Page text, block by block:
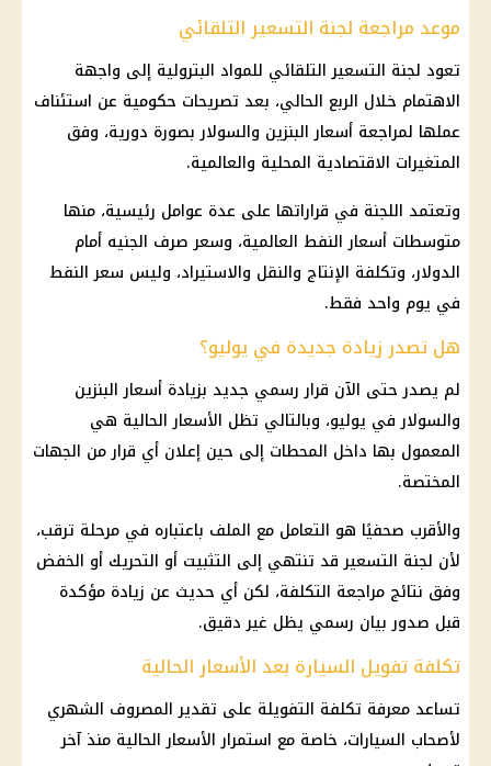
موعد مراجعة لجنة التسعير التلقائي
تعود لجنة التسعير التلقائي للمواد البترولية إلى واجهة
الاهتمام خلال الربع الحالي، بعد تصريحات حكومية عن استئناف
عملها لمراجعة أسعار البنزين والسولار بصورة دورية، وفق
المتغيرات الاقتصادية المحلية والعالمية.
وتعتمد اللجنة في قراراتها على عدة عوامل رئيسية، منها
متوسطات أسعار النفط العالمية، وسعر صرف الجنيه أمام
الدولار، وتكلفة الإنتاج والنقل والاستيراد، وليس سعر النفط
في يوم واحد فقط.
هل تصدر زيادة جديدة في يوليو؟
لم يصدر حتى الآن قرار رسمي جديد بزيادة أسعار البنزين
والسولار في يوليو، وبالتالي تظل الأسعار الحالية هي
المعمول بها داخل المحطات إلى حين إعلان أي قرار من الجهات
المختصة.
والأقرب صحفيًا هو التعامل مع الملف باعتباره في مرحلة ترقب،
لأن لجنة التسعير قد تنتهي إلى التثبيت أو التحريك أو الخفض
وفق نتائج مراجعة التكلفة، لكن أي حديث عن زيادة مؤكدة
قبل صدور بيان رسمي يظل غير دقيق.
تكلفة تفويل السيارة بعد الأسعار الحالية
تساعد معرفة تكلفة التفويلة على تقدير المصروف الشهري
لأصحاب السيارات، خاصة مع استمرار الأسعار الحالية منذ آخر